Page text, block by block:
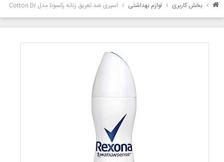
بخش کاربری لوازم بهداشتی اسپری ضد تعریق زنانه رکسونا مدل Cotton Dr